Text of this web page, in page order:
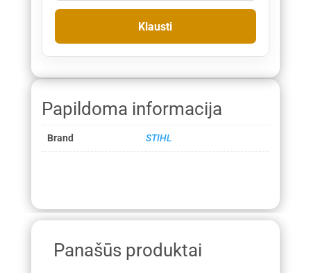
Papildoma informacija
Brand STIHL
Panašūs produktai